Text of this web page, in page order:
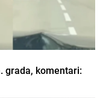
grada, komentari: